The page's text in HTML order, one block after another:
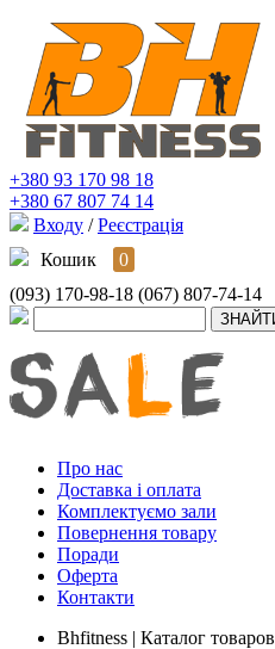
+380 93 170 98 18
+380 67 807 74 14
Входу / Реєстрація
Кошик
0
(093) 170-98-18 (067) 807-74-14
Про нас
Доставка і оплата
Комплектуємо зали
Повернення товару
Поради
Оферта
Контакти
Bhfitness | Каталог товаров